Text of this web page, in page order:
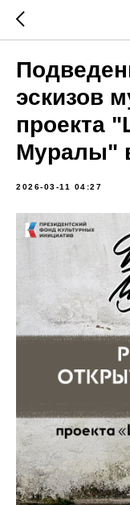
эскизов
проекта
Муралы"
2026-03-11 04:27